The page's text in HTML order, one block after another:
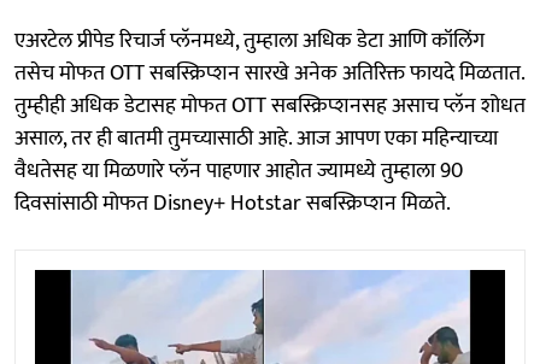
एअरटेल प्रीपेड रिचार्ज प्लॅनमध्ये, तुम्हाला अधिक डेटा आणि कॉलिंग
तसेच मोफत OTT सबस्क्रिप्शन सारखे अनेक अतिरिक्त फायदे मिळतात.
तुम्हीही अधिक डेटासह मोफत OTT सबस्क्रिप्शनसह असाच प्लॅन शोधत
असाल, तर ही बातमी तुमच्यासाठी आहे. आज आपण एका महिन्याच्या
वैधतेसह या मिळणारे प्लॅन पाहणार आहोत ज्यामध्ये तुम्हाला 90
दिवसांसाठी मोफत Disney+ Hotstar सबस्क्रिप्शन मिळते.